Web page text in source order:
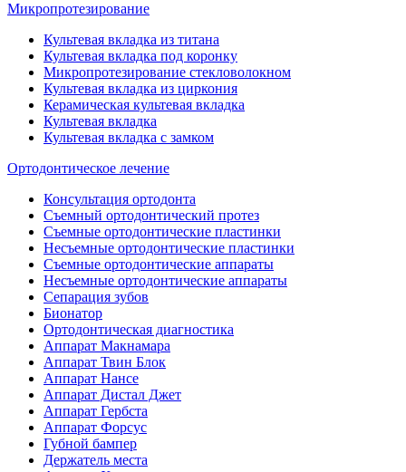
Микропротезирование
Культевая вкладка из титана
Культевая вкладка под коронку
Микропротезирование стекловолокном
Культевая вкладка из циркония
Керамическая культевая вкладка
Культевая вкладка
Культевая вкладка с замком
Ортодонтическое лечение
Консультация ортодонта
Съемный ортодонтический протез
Съемные ортодонтические пластинки
Несъемные ортодонтические пластинки
Съемные ортодонтические аппараты
Несъемные ортодонтические аппараты
Сепарация зубов
Бионатор
Ортодонтическая диагностика
Аппарат Макнамара
Аппарат Твин Блок
Аппарат Нансе
Аппарат Дистал Джет
Аппарат Гербста
Аппарат Форсус
Губной бампер
Держатель места